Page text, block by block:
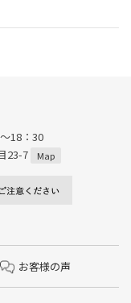
18：30
23-7
Map
お客様の声